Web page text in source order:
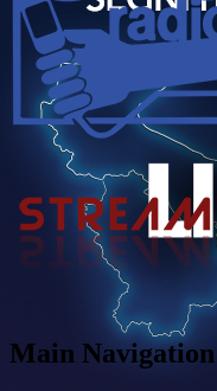
Main Navigation